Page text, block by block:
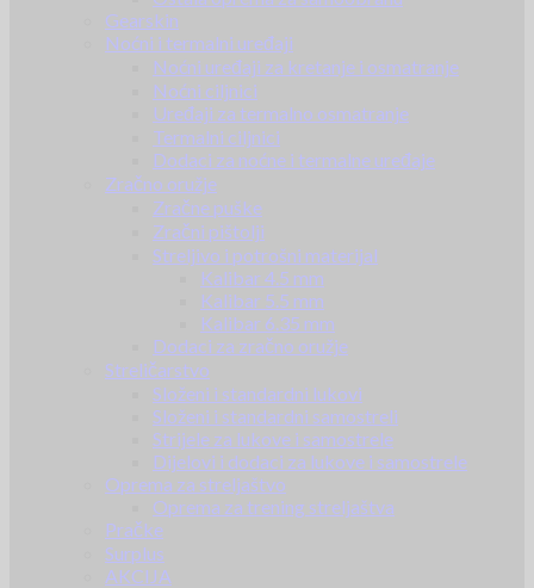
Gearskin
Noćni i termalni uređaji
Noćni uređaji za kretanje i osmatranje
Noćni ciljnici
Uređaji za termalno osmatranje
Termalni ciljnici
Dodaci za noćne i termalne uređaje
Zračno oružje
Zračne puške
Zračni pištolji
Streljivo i potrošni materijal
Kalibar 4.5 mm
Kalibar 5.5 mm
Kalibar 6.35 mm
Dodaci za zračno oružje
Streličarstvo
Složeni i standardni lukovi
Složeni i standardni samostreli
Strijele za lukove i samostrele
Dijelovi i dodaci za lukove i samostrele
Oprema za streljaštvo
Oprema za trening streljaštva
Pračke
Surplus
AKCIJA